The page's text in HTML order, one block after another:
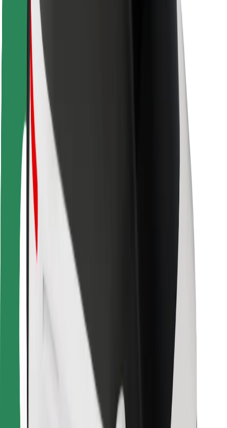
Safety Lab
Ciudades
Dónde estamos
Soluciones para las ciudades
Aeropuertos
Estaciones de carga de Bolt
Soporte
Para usuarios
Para conductores
Para repartidores
Bolt Food
Para propietarios de flota
Para restaurantes
Bolt para empresas
Términos y Condiciones
¡Conseguí un viaje en minutos!